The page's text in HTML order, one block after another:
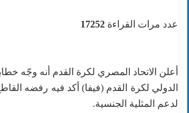
عدد مرات القراءة 17252
أعلن الاتحاد المصري لكرة القدم أنه وجّه
الدولي لكرة القدم (فيفا) أكد فيه رفضه
لدعم المثلية الجنسية.